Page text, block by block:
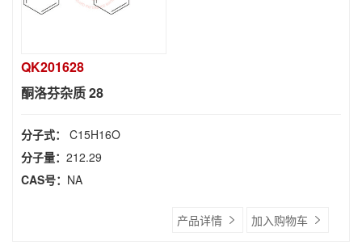
QK201628
酮洛芬杂质 28
分子式： C15H16O
分子量： 212.29
CAS号： NA
产品详情 加入购物车